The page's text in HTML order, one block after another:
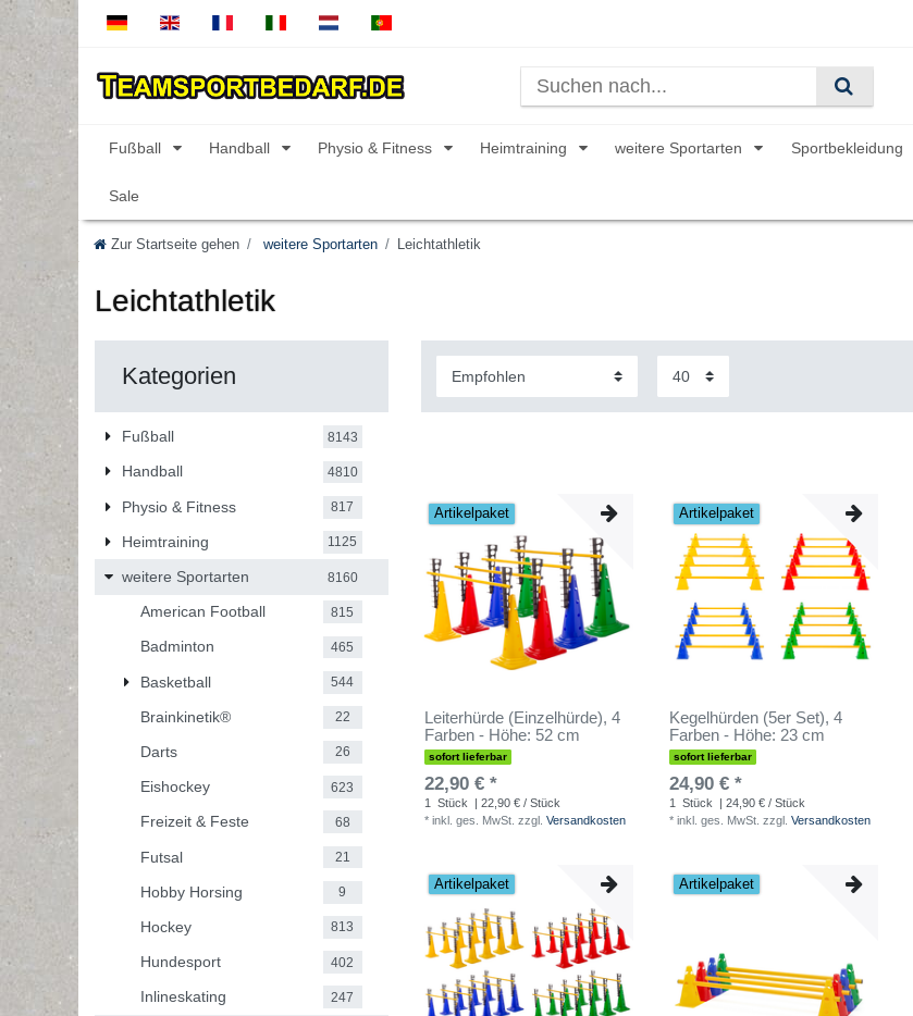
Fußball Handball Physio & Fitness Heimtraining weitere Sportarten Sportbekleidung
Sale
Zur Startseite gehen weitere Sportarten Leichtathletik
Leichtathletik
Kategorien
Fußball 8143
Handball 4810
Physio & Fitness 817
Heimtraining 1125
weitere Sportarten 8160
American Football 815
Badminton 465
Basketball 544
Brainkinetik® 22
Darts 26
Eishockey 623
Freizeit & Feste 68
Futsal 21
Hobby Horsing 9
Hockey 813
Hundesport 402
Inlineskating 247
Artikelpaket
Leiterhürde (Einzelhürde), 4
Farben - Höhe: 52 cm
sofort lieferbar
22,90 € *
1 Stück
| 22,90 € / Stück
* inkl. ges. MwSt. zzgl. Versandkosten
Artikelpaket
Kegelhürden (5er Set), 4
Farben - Höhe: 23 cm
sofort lieferbar
24,90 € *
1 Stück
| 24,90 € / Stück
* inkl. ges. MwSt. zzgl. Versandkosten
Artikelpaket Artikelpaket